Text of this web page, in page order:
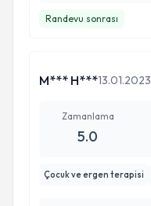
Randevu sonrası
M*** H***13.01.2023
Zamanlama
5.0
Çocuk ve ergen terapisi